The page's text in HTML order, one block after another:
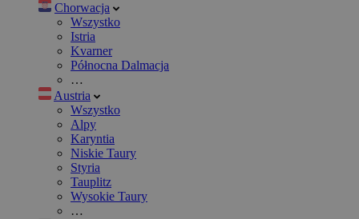
Chorwacja
Wszystko
Istria
Kvarner
Północna Dalmacja
…
Austria
Wszystko
Alpy
Karyntia
Niskie Taury
Styria
Tauplitz
Wysokie Taury
…